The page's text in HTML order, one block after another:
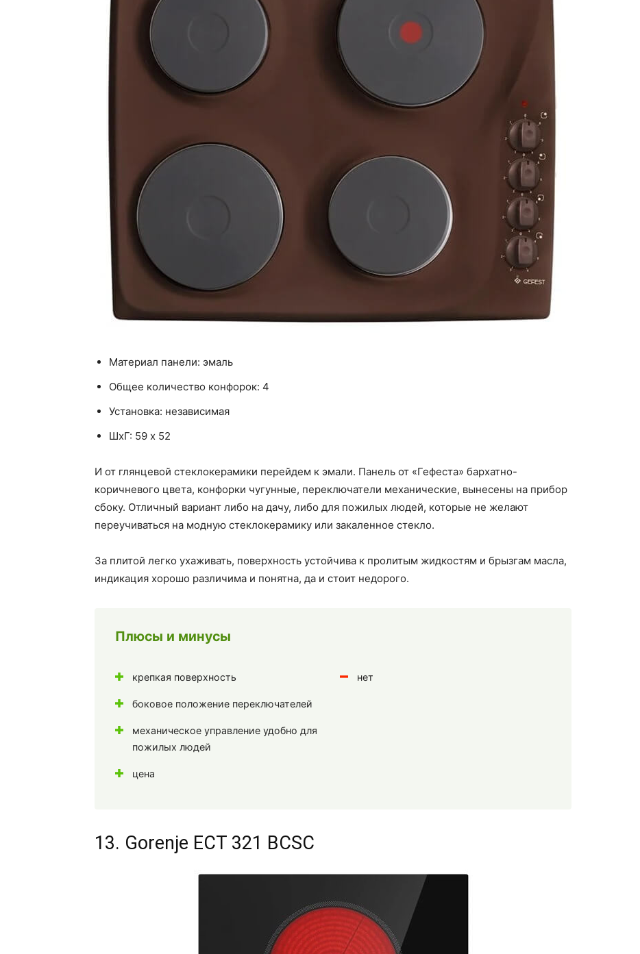
Материал панели: эмаль
Общее количество конфорок: 4
Установка: независимая
ШхГ: 59 х 52
И от глянцевой стеклокерамики перейдем к эмали. Панель от «Гефеста» бархатно-
коричневого цвета, конфорки чугунные, переключатели механические, вынесены на прибор
сбоку. Отличный вариант либо на дачу, либо для пожилых людей, которые не желают
переучиваться на модную стеклокерамику или закаленное стекло.
За плитой легко ухаживать, поверхность устойчива к пролитым жидкостям и брызгам масла,
индикация хорошо различима и понятна, да и стоит недорого.
Плюсы и минусы
крепкая поверхность
боковое положение переключателей
механическое управление удобно для
пожилых людей
цена
нет
13. Gorenje ECT 321 BCSC